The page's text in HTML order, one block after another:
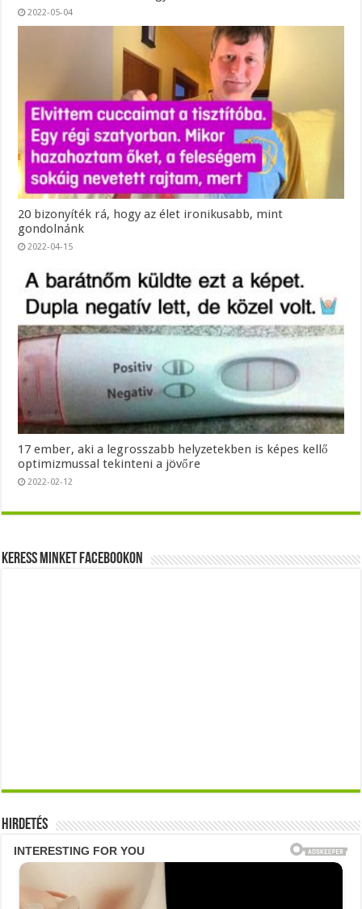
2022-05-04
20 bizonyíték rá, hogy az élet ironikusabb, mint
gondolnánk
2022-04-15
17 ember, aki a legrosszabb helyzetekben is képes kellő
optimizmussal tekinteni a jövőre
2022-02-12
Keress minket Facebookon
Hirdetés